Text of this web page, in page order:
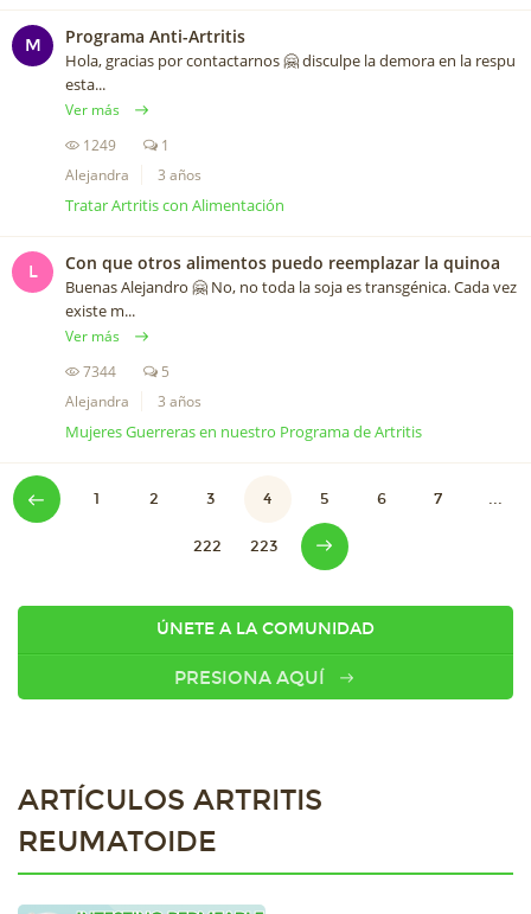
M Programa Anti-Artritis
Hola, gracias por contactarnos 🤗 disculpe la demora en la respu
esta...
Ver más
1249
1
Alejandra
3 años
Tratar Artritis con Alimentación
L Con que otros alimentos puedo reemplazar la quinoa
Buenas Alejandro 🤗 No, no toda la soja es transgénica. Cada vez
existe m...
Ver más
7344
5
Alejandra
3 años
Mujeres Guerreras en nuestro Programa de Artritis
1 2 3 4 5 6 7 ...
222 223
ÚNETE A LA COMUNIDAD
PRESIONA AQUÍ
ARTÍCULOS ARTRITIS
REUMATOIDE